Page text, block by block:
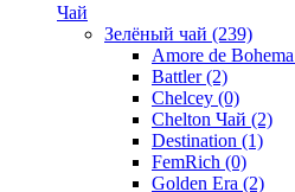
Чай
Зелёный чай (239)
Amore de Bohema
Battler(2)
Chelcey (0)
Chelton Чай (2)
Destination (1)
FemRich (0)
Golden Era (2)